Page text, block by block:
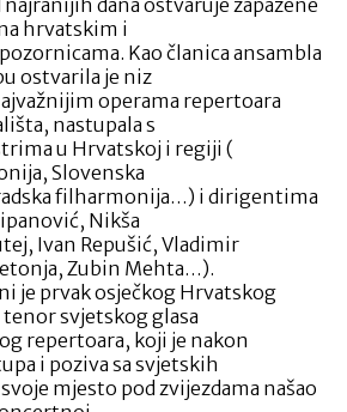
hrvatskim i
Kao članica ansambla
ostvarila je niz
operama repertoara
nastupala s
u Hrvatskoj i regiji (
Slovenska
filharmonija…) i dirigentima
Nikša
Ivan Repušić, Vladimir
Zubin Mehta…).
je prvak osječkog Hrvatskog
svjetskog glasa
repertoara, koji je nakon
i poziva sa svjetskih
mjesto pod zvijezdama našao